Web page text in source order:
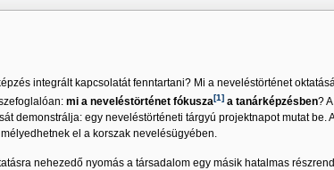
integrált kapcsolatát fenntartani? Mi a neveléstörténet
mi a neveléstörténet fókusza[1] a tanárképzésben?
demonstrálja: egy neveléstörténeti tárgyú projektnapot mutat be.
el a korszak nevelésügyében.
nehezedő nyomás a társadalom egy másik hatalmas